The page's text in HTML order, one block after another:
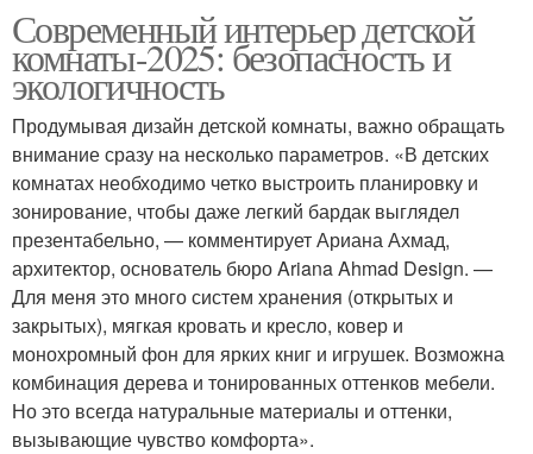
Современный интерьер детской
комнаты-2025: безопасность и
экологичность
Продумывая дизайн детской комнаты, важно обращать
внимание сразу на несколько параметров. «В детских
комнатах необходимо четко выстроить планировку и
зонирование, чтобы даже легкий бардак выглядел
презентабельно, — комментирует Ариана Ахмад,
архитектор, основатель бюро Ariana Ahmad Design. —
Для меня это много систем хранения (открытых и
закрытых), мягкая кровать и кресло, ковер и
монохромный фон для ярких книг и игрушек. Возможна
комбинация дерева и тонированных оттенков мебели.
Но это всегда натуральные материалы и оттенки,
вызывающие чувство комфорта».